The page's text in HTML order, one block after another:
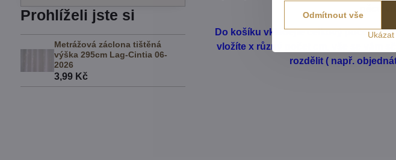
něco
Do košíku vkládejte celkový počet v
vložíte x různý počet cm, vše se vám
rozdělit ( např.
Prohlíželi jste si
Metrážová záclona tištěná
výška 295cm Lag-Cintia 06-
2026
3,99 Kč
Odmítnout vše